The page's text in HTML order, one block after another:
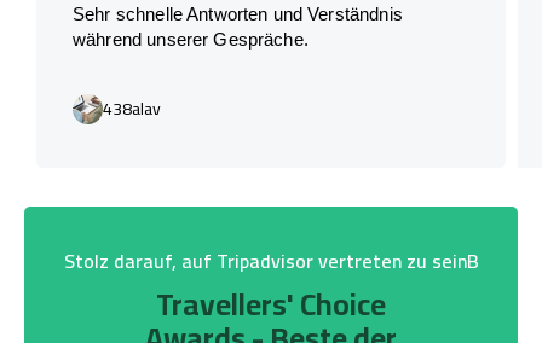
Sehr schnelle Antworten und Verständnis
während unserer Gespräche.
438alav
Stolz darauf, auf Tripadvisor vertreten zu seinB
Travellers' Choice